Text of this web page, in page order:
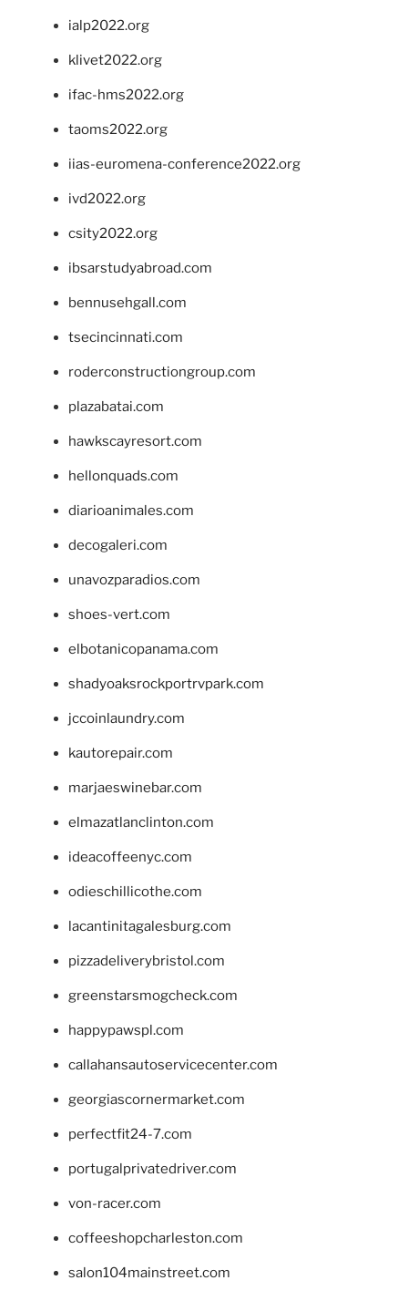
ialp2022.org
klivet2022.org
ifac-hms2022.org
taoms2022.org
iias-euromena-conference2022.org
ivd2022.org
csity2022.org
ibsarstudyabroad.com
bennusehgall.com
tsecincinnati.com
roderconstructiongroup.com
plazabatai.com
hawkscayresort.com
hellonquads.com
diarioanimales.com
decogaleri.com
unavozparadios.com
shoes-vert.com
elbotanicopanama.com
shadyoaksrockportrvpark.com
jccoinlaundry.com
kautorepair.com
marjaeswinebar.com
elmazatlanclinton.com
ideacoffeenyc.com
odieschillicothe.com
lacantinitagalesburg.com
pizzadeliverybristol.com
greenstarsmogcheck.com
happypawspl.com
callahansautoservicecenter.com
georgiascornermarket.com
perfectfit24-7.com
portugalprivatedriver.com
von-racer.com
coffeeshopcharleston.com
salon104mainstreet.com